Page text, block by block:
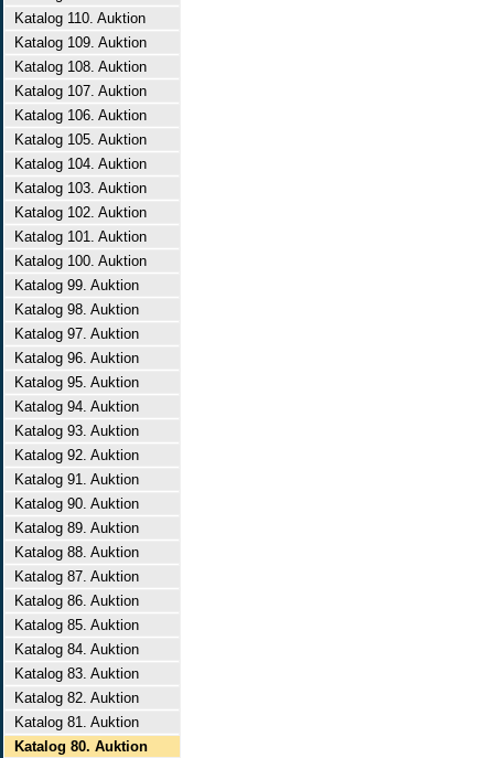
Katalog 110. Auktion
Katalog 109. Auktion
Katalog 108. Auktion
Katalog 107. Auktion
Katalog 106. Auktion
Katalog 105. Auktion
Katalog 104. Auktion
Katalog 103. Auktion
Katalog 102. Auktion
Katalog 101. Auktion
Katalog 100. Auktion
Katalog 99. Auktion
Katalog 98. Auktion
Katalog 97. Auktion
Katalog 96. Auktion
Katalog 95. Auktion
Katalog 94. Auktion
Katalog 93. Auktion
Katalog 92. Auktion
Katalog 91. Auktion
Katalog 90. Auktion
Katalog 89. Auktion
Katalog 88. Auktion
Katalog 87. Auktion
Katalog 86. Auktion
Katalog 85. Auktion
Katalog 84. Auktion
Katalog 83. Auktion
Katalog 82. Auktion
Katalog 81. Auktion
Katalog 80. Auktion